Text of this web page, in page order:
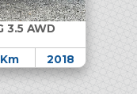
3.5 AWD
2018